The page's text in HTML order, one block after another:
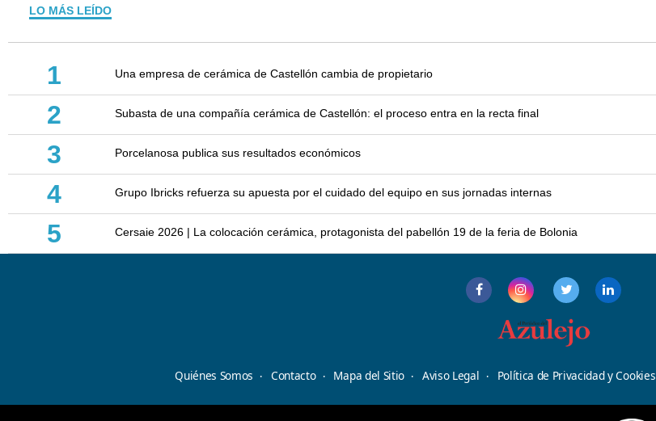
LO MÁS LEÍDO
1 Una empresa de cerámica de Castellón cambia de propietario
2 Subasta de una compañía cerámica de Castellón: el proceso entra en la recta final
3 Porcelanosa publica sus resultados económicos
4 Grupo Ibricks refuerza su apuesta por el cuidado del equipo en sus jornadas internas
5 Cersaie 2026 | La colocación cerámica, protagonista del pabellón 19 de la feria de Bolonia
Quiénes Somos Contacto Mapa del Sitio Aviso Legal Política de Privacidad y Cookies